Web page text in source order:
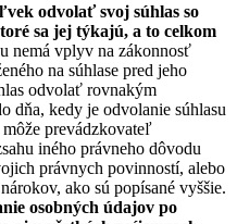
odvolať svoj súhlas so
sa jej týkajú, a to celkom
nemá vplyv na zákonnosť
na súhlase pred jeho
odvolať rovnakým
dňa, kedy je odvolanie súhlasu
prevádzkovateľ
iného právneho dôvodu
právnych povinností, alebo
ako sú popísané vyššie.
osobných údajov po